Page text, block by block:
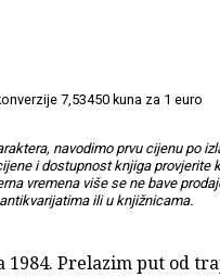
7,53450 kuna za 1 euro
navodimo prvu cijenu po
i dostupnost knjiga provjerite
vremena više se ne bave
ili u knjižnicama.
1984. Prelazim put od